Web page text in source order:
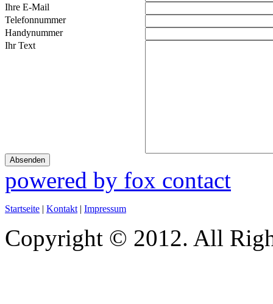
Ihre E-Mail
Telefonnummer
Handynummer
Ihr Text
Absenden
powered by fox contact
Startseite | Kontakt | Impressum
Copyright © 2012. All